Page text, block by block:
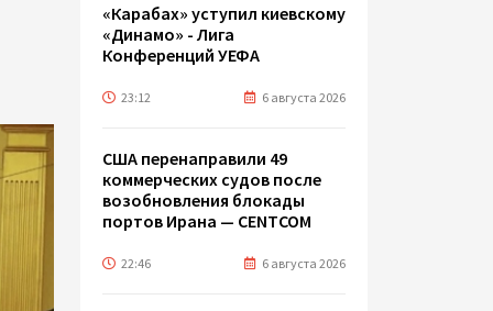
«Карабах» уступил киевскому
«Динамо» - Лига
Конференций УЕФА
23:12 6 августа 2026
США перенаправили 49
коммерческих судов после
возобновления блокады
портов Ирана — CENTCOM
22:46 6 августа 2026